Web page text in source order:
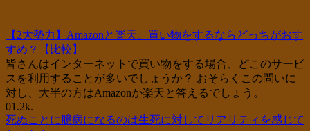
【2大勢力】Amazonと楽天、買い物をするならどっちがおす
すめ？【比較】
皆さんはインターネットで買い物をする場合、どこのサービ
スを利用することが多いでしょうか？ おそらくこの問いに
対し、大半の方はAmazonか楽天と答えるでしょう。
01.2k.
死ぬことに臆病になるのは生死に対してリアリティを感じて